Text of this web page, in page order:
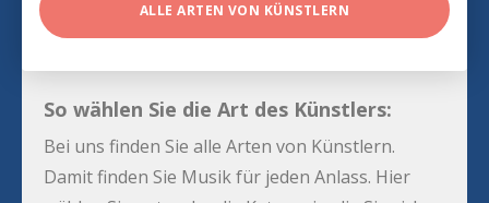
ALLE ARTEN VON KÜNSTLERN
So wählen Sie die Art des Künstlers:
Bei uns finden Sie alle Arten von Künstlern.
Damit finden Sie Musik für jeden Anlass. Hier